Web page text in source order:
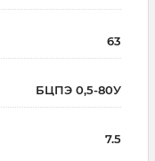
63
БЦПЭ 0,5-80У
7.5